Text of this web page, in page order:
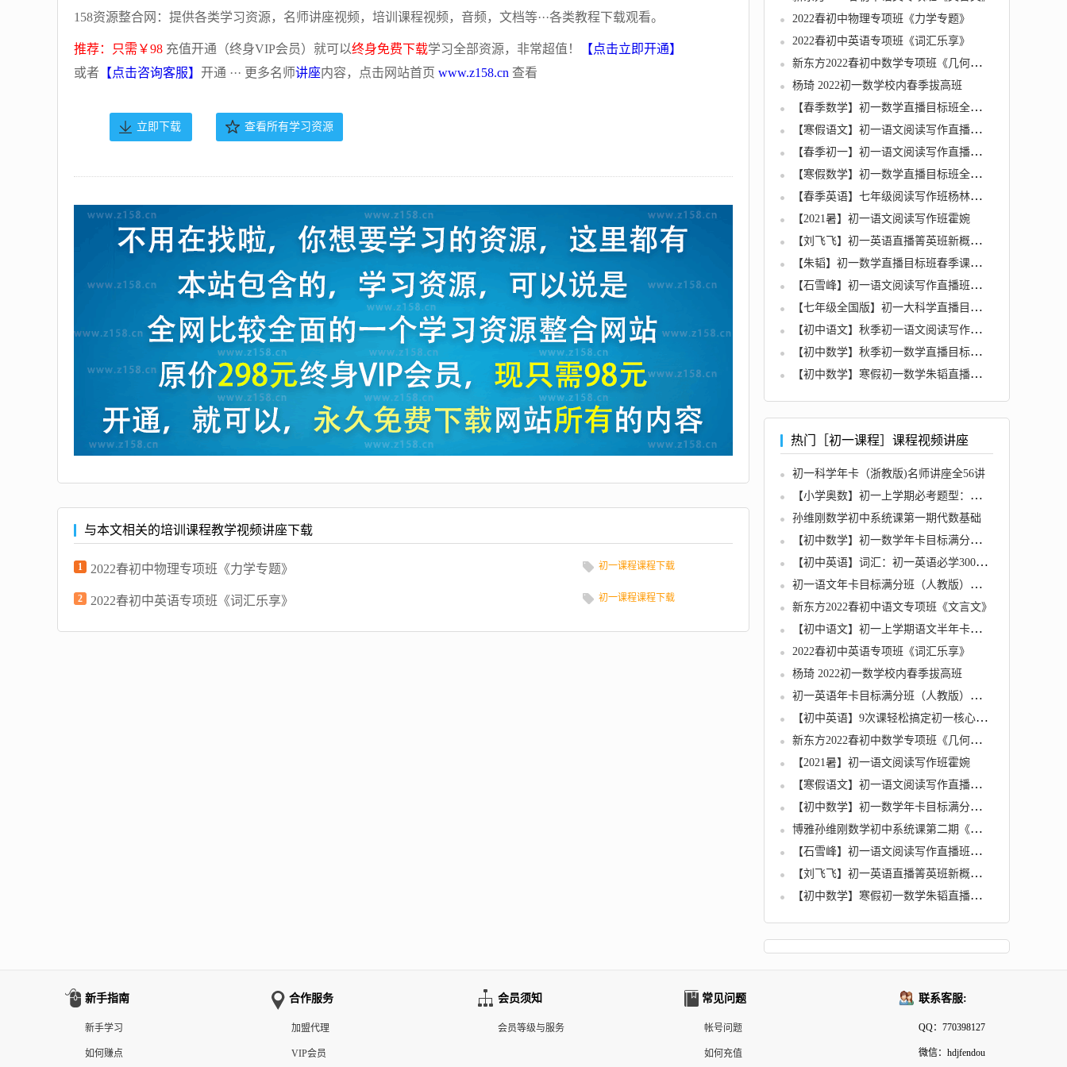
158资源整合网：提供各类学习资源，名师讲座视频，培训课程视频，音频，文档等···各类教程下载观看。
推荐：只需￥98 充值开通（终身VIP会员）就可以终身免费下载学习全部资源，非常超值！
【点击立即开通】
或者 【点击咨询客服】 开通 ··· 更多名师讲座内容，点击网站首页 www.z158.cn 查看
立即下载 查看所有学习资源
与本文相关的培训课程教学视频讲座下载
1 2022春初中物理专项班《力学专题》 初一课程课程下载
2 2022春初中英语专项班《词汇乐享》 初一课程课程下载
2022春初中物理专项班《力学专题》
2022春初中英语专项班《词汇乐享》
新东方2022春初中数学专项班《几何模型》
杨琦 2022初一数学校内春季拔高班
【春季数学】初一数学直播目标班全国版（朱韬）
【寒假语文】初一语文阅读写作直播班（杨林）
【春季初一】初一语文阅读写作直播班（杨林）
【寒假数学】初一数学直播目标班全国版（朱韬）
【春季英语】七年级阅读写作班杨林【6】
【2021暑】初一语文阅读写作班霍婉
【刘飞飞】初一英语直播箐英班新概念二精品班春季课程全套
【朱韬】初一数学直播目标班春季课程全套
【石雪峰】初一语文阅读写作直播班春季课程全套
【七年级全国版】初一大科学直播目标班春季课程全套
【初中语文】秋季初一语文阅读写作杨林直播班
【初中数学】秋季初一数学直播目标班朱韬全国版
【初中数学】寒假初一数学朱韬直播目标班
热门［初一课程］课程视频讲座
初一科学年卡（浙教版)名师讲座全56讲
【小学奥数】初一上学期必考题型：找规律
孙维刚数学初中系统课第一期代数基础
【初中数学】初一数学年卡目标满分班（人教版）全63讲
【初中英语】词汇：初一英语必学300单词高频考点全12讲
初一语文年卡目标满分班（人教版）名师讲座全75讲
新东方2022春初中语文专项班《文言文》
【初中语文】初一上学期语文半年卡（人教修订版课内梳理班）
2022春初中英语专项班《词汇乐享》
杨琦 2022初一数学校内春季拔高班
初一英语年卡目标满分班（人教版）名师讲座全60讲
【初中英语】9次课轻松搞定初一核心语法全9讲
新东方2022春初中数学专项班《几何模型》
【2021暑】初一语文阅读写作班霍婉
【寒假语文】初一语文阅读写作直播班（杨林）
【初中数学】初一数学年卡目标满分班（北师版）全61讲
博雅孙维刚数学初中系统课第二期《代数二期》
【石雪峰】初一语文阅读写作直播班春季课程全套
【刘飞飞】初一英语直播箐英班新概念二精品班春季课程全套
【初中数学】寒假初一数学朱韬直播菁英班
新手指南
新手学习
如何赚点
合作服务
加盟代理
VIP会员
会员须知
会员等级与服务
常见问题
帐号问题
如何充值
联系客服:
QQ：770398127
微信：hdjfendou